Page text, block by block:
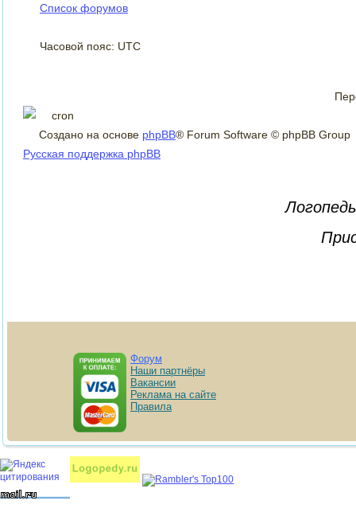
Список форумов
Часовой пояс: UTC
Создано на основе phpBB® Forum Software © phpBB Group
Русская поддержка phpBB
Форум
Наши партнёры
Вакансии
Реклама на сайте
Правила